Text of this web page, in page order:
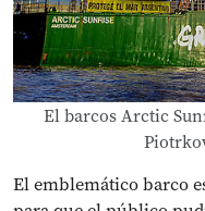
El barcos Arctic
El emblemático barco